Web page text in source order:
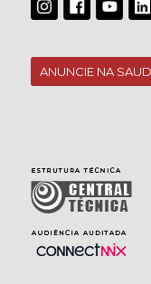
ANUNCIE NA